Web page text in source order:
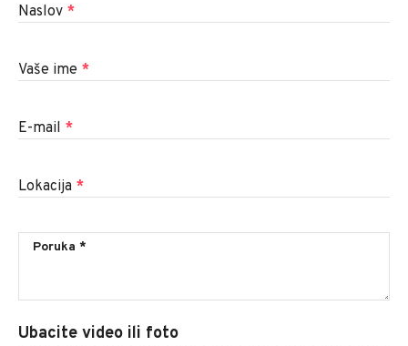
Naslov *
Vaše ime *
E-mail *
Lokacija *
Ubacite video ili foto